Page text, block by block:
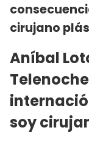
cirujano
Aníbal
soy